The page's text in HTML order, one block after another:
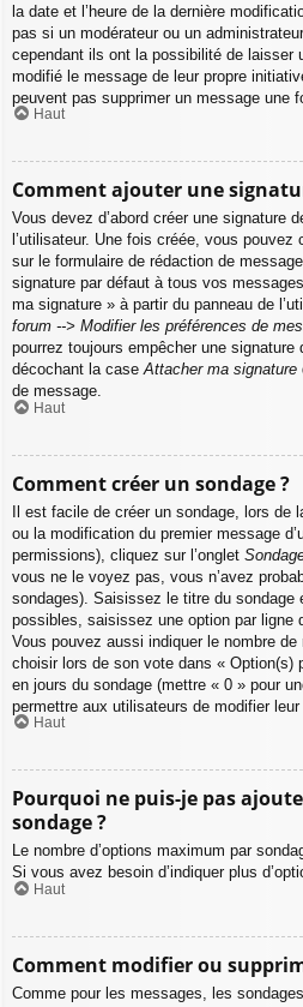
la date et l’heure de la dernière
pas si un modérateur ou un
cependant ils ont la possibilité de laisser
modifié le message de leur propre
peuvent pas supprimer un message une
Haut
Comment ajouter une
Vous devez d’abord créer une signature
l’utilisateur. Une fois créée, vous pouvez
sur le formulaire de rédaction de
signature par défaut à tous vos
ma signature » à partir du panneau de
forum --> Modifier les préférences de
pourrez toujours empêcher une signature
décochant la caseAttacher ma signature
de message.
Haut
Comment créer un sondage ?
Il est facile de créer un sondage, lors de
ou la modification du premier message
permissions), cliquez sur l’onglet
vous ne le voyez pas, vous n’avez
sondages). Saisissez le titre du sondage
possibles, saisissez une option par ligne
Vous pouvez aussi indiquer le nombre de
choisir lors de son vote dans « Option(s)
en jours du sondage (mettre « 0 » pour
permettre aux utilisateurs de modifier leur
Haut
Pourquoi ne puis-je pas
sondage ?
Le nombre d’options maximum par
Si vous avez besoin d’indiquer plus
Haut
Comment modifier ou
Comme pour les messages, les